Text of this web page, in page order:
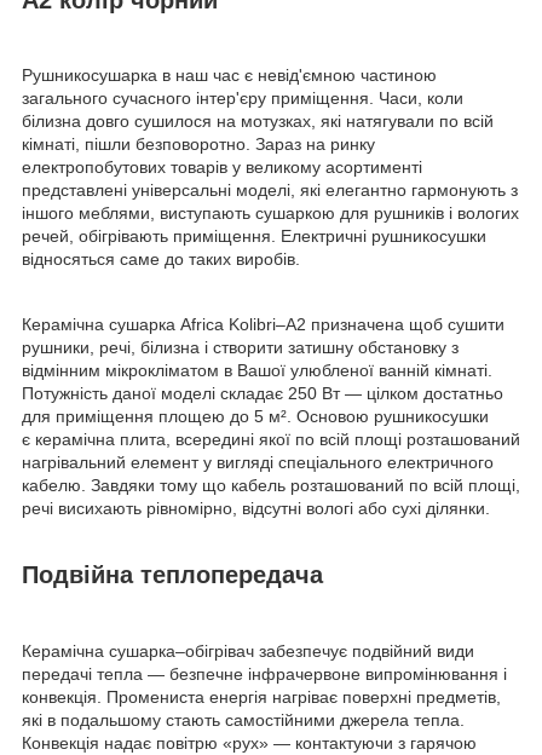
Рушникосушарка в наш час є невід'ємною частиною
загального сучасного інтер'єру приміщення. Часи, коли
білизна довго сушилося на мотузках, які натягували по всій
кімнаті, пішли безповоротно. Зараз на ринку
електропобутових товарів у великому асортименті
представлені універсальні моделі, які елегантно гармонують з
іншого меблями, виступають сушаркою для рушників і вологих
речей, обігрівають приміщення. Електричні рушникосушки
відносяться саме до таких виробів.
Керамічна сушарка Africa Kolibri–A2 призначена щоб сушити
рушники, речі, білизна і створити затишну обстановку з
відмінним мікрокліматом в Вашої улюбленої ванній кімнаті.
Потужність даної моделі складає 250 Вт — цілком достатньо
для приміщення площею до 5 м². Основою рушникосушки
є керамічна плита, всередині якої по всій площі розташований
нагрівальний елемент у вигляді спеціального електричного
кабелю. Завдяки тому що кабель розташований по всій площі,
речі висихають рівномірно, відсутні вологі або сухі ділянки.
Подвійна теплопередача
Керамічна сушарка–обігрівач забезпечує подвійний види
передачі тепла — безпечне інфрачервоне випромінювання і
конвекція. Промениста енергія нагріває поверхні предметів,
які в подальшому стають самостійними джерела тепла.
Конвекція надає повітрю «рух» — контактуючи з гарячою